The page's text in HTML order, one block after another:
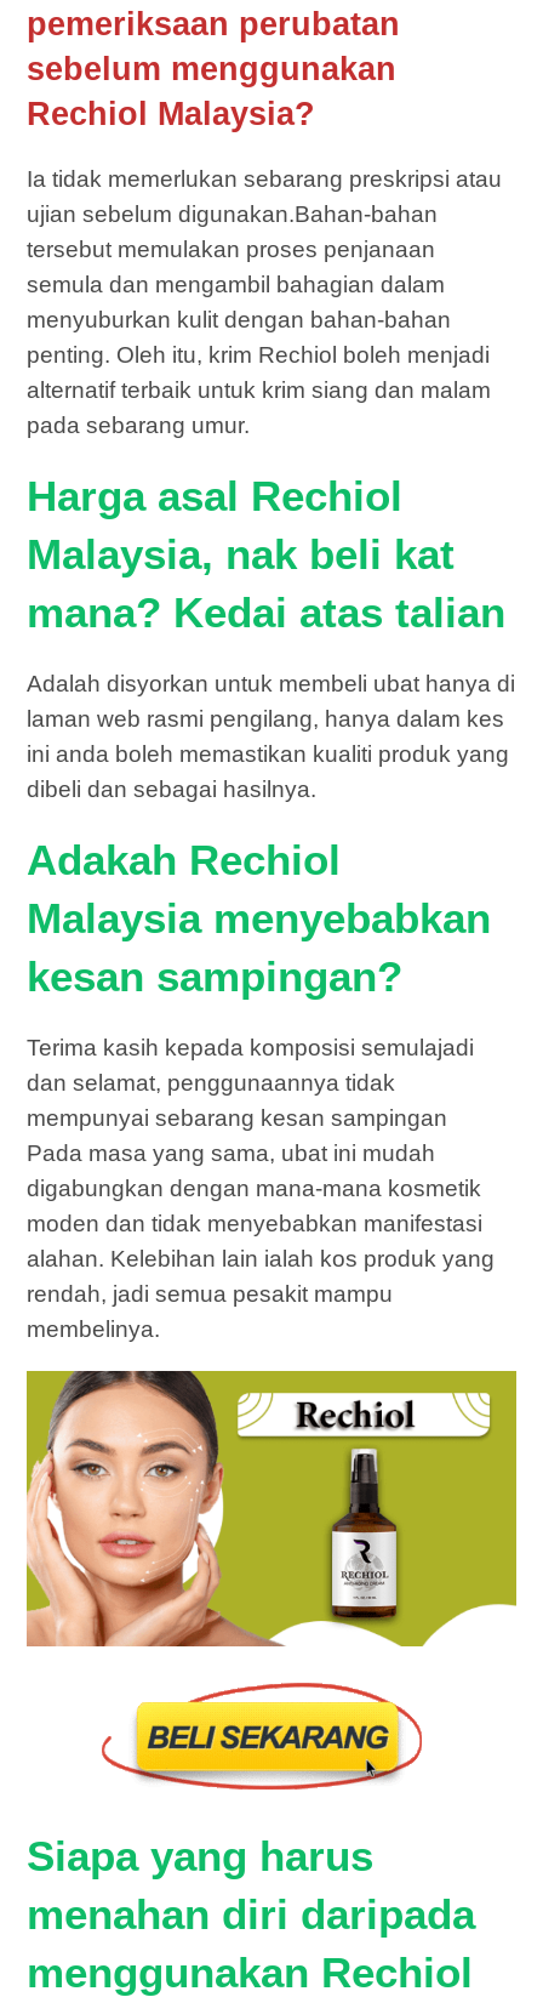
pemeriksaan perubatan
sebelum menggunakan
Rechiol Malaysia?
Ia tidak memerlukan sebarang preskripsi atau
ujian sebelum digunakan.Bahan-bahan
tersebut memulakan proses penjanaan
semula dan mengambil bahagian dalam
menyuburkan kulit dengan bahan-bahan
penting. Oleh itu, krim Rechiol boleh menjadi
alternatif terbaik untuk krim siang dan malam
pada sebarang umur.
Harga asal Rechiol
Malaysia, nak beli kat
mana? Kedai atas talian
Adalah disyorkan untuk membeli ubat hanya di
laman web rasmi pengilang, hanya dalam kes
ini anda boleh memastikan kualiti produk yang
dibeli dan sebagai hasilnya.
Adakah Rechiol
Malaysia menyebabkan
kesan sampingan?
Terima kasih kepada komposisi semulajadi
dan selamat, penggunaannya tidak
mempunyai sebarang kesan sampingan
Pada masa yang sama, ubat ini mudah
digabungkan dengan mana-mana kosmetik
moden dan tidak menyebabkan manifestasi
alahan. Kelebihan lain ialah kos produk yang
rendah, jadi semua pesakit mampu
membelinya.
Siapa yang harus
menahan diri daripada
menggunakan Rechiol